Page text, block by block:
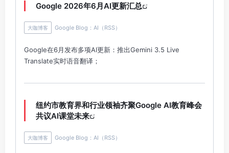
Google 2026年6月AI更新汇总
大咖博客 Google Blog：AI（RSS）
Google在6月发布多项AI更新：推出Gemini 3.5 Live
Translate实时语音翻译；
纽约市教育界和行业领袖齐聚Google AI教育峰会
共议AI课堂未来
大咖博客 Google Blog：AI（RSS）